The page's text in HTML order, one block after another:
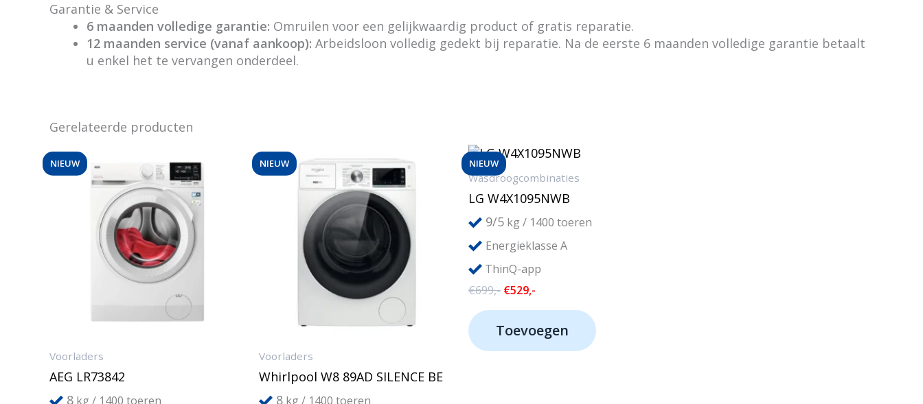
Garantie & Service
6 maanden volledige garantie: Omruilen voor een gelijkwaardig product of gratis reparatie.
12 maanden service (vanaf aankoop): Arbeidsloon volledig gedekt bij reparatie. Na de eerste 6 maanden volledige garantie betaalt
u enkel het te vervangen onderdeel.
Gerelateerde producten
NIEUW
Voorladers
AEG LR73842
8 kg / 1400 toeren
NIEUW
Voorladers
Whirlpool W8 89AD SILENCE BE
8 kg / 1400 toeren
NIEUW
Wasdroogcombinaties
LG W4X1095NWB
9/5 kg / 1400 toeren
Energieklasse A
ThinQ-app
€699,- Oorspronkelijke
€699,-.
€529,-
€529,-.
Toevoegen